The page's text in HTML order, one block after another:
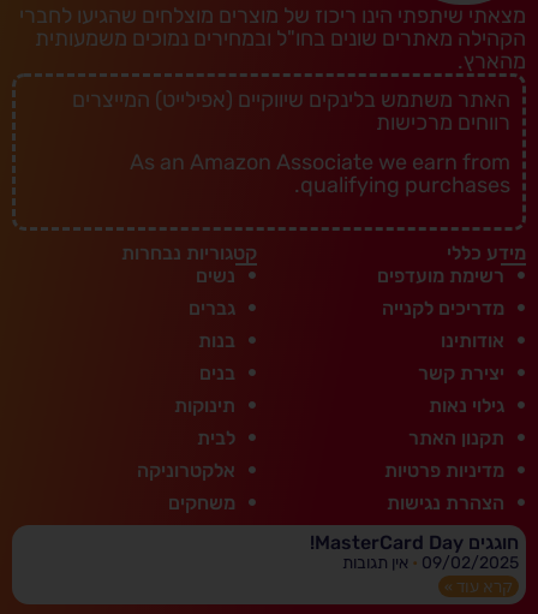
מצאתי שיתפתי הינו ריכוז של מוצרים מוצלחים שהגיעו לחברי
הקהילה מאתרים שונים בחו"ל ובמחירים נמוכים משמעותית
מהארץ.
האתר משתמש בלינקים שיווקיים (אפילייט) המייצרים
רווחים מרכישות
As an Amazon Associate we earn from
qualifying purchases.
מידע כללי
רשימת מועדפים
מדריכים לקנייה
אודותינו
יצירת קשר
גילוי נאות
תקנון האתר
מדיניות פרטיות
הצהרת נגישות
קטגוריות נבחרות
נשים
גברים
בנות
בנים
תינוקות
לבית
אלקטרוניקה
משחקים
חוגגים MasterCard Day!
09/02/2025 אין תגובות
קרא עוד »